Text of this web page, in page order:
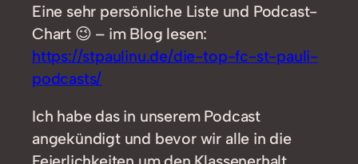
Eine sehr persönliche Liste und Podcast-
Chart 😉 – im Blog lesen:
https://stpaulinu.de/die-top-fc-st-pauli-
podcasts/
Ich habe das in unserem Podcast
angekündigt und bevor wir alle in die